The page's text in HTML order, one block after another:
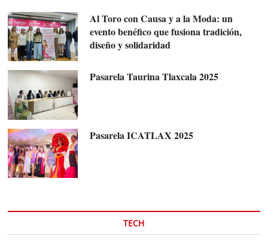
Al Toro con Causa y a la Moda: un
evento benéfico que fusiona tradición,
diseño y solidaridad
Pasarela Taurina Tlaxcala 2025
Pasarela ICATLAX 2025
TECH